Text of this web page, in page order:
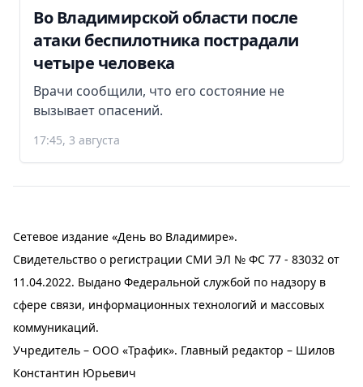
Во Владимирской области после
атаки беспилотника пострадали
четыре человека
Врачи сообщили, что его состояние не
вызывает опасений.
17:45, 3 августа
Сетевое издание «День во Владимире».
Свидетельство о регистрации СМИ ЭЛ № ФС 77 - 83032 от
11.04.2022. Выдано Федеральной службой по надзору в
сфере связи, информационных технологий и массовых
коммуникаций.
Учредитель – ООО «Трафик». Главный редактор – Шилов
Константин Юрьевич